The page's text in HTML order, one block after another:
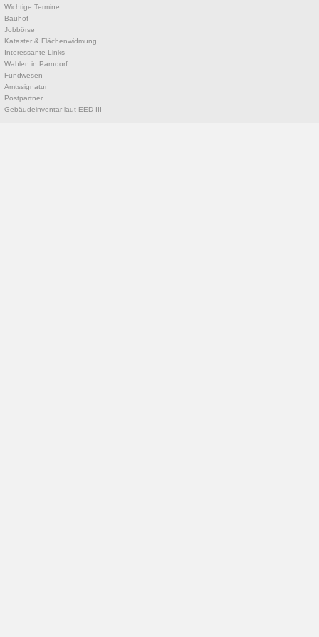
Wichtige Termine
Bauhof
Jobbörse
Kataster & Flächenwidmung
Interessante Links
Wahlen in Parndorf
Fundwesen
Amtssignatur
Postpartner
Gebäudeinventar laut EED III